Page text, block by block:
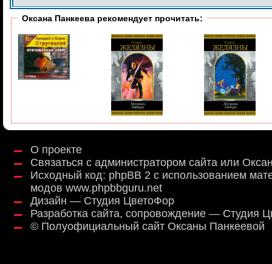
Оксана Панкеева рекомендует прочитать:
О проекте
Связаться с администратором сайта или
Исходный код: phpBB 2 с использованием
модов www.phpbbguru.net
Дизайн — Студия ЦветоФор
Разработка сайта, сопровождение — Студия
© Полуофициальный сайт Оксаны Панкеевой